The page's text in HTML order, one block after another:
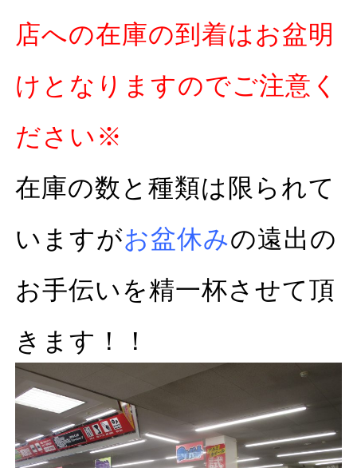
店への在庫の到着はお盆明
けとなりますのでご注意く
ださい※
在庫の数と種類は限られて
いますがお盆休みの遠出の
お手伝いを精一杯させて頂
きます！！